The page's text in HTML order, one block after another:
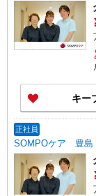
万
キー
正社員
SOMPOケア 豊島
万